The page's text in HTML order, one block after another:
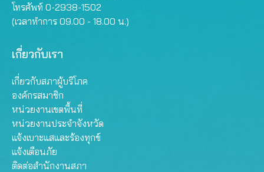
โทรศัพท์ 0-2938-1502
(เวลาทำการ 09.00 - 18.00 น.)
เกี่ยวกับเรา
เกี่ยวกับสภาผู้บริโภค
องค์กรสมาชิก
หน่วยงานเขตพื้นที่
หน่วยงานประจำจังหวัด
แจ้งเบาะแสและร้องทุกข์
แจ้งเตือนภัย
ติดต่อสำนักงานสภา